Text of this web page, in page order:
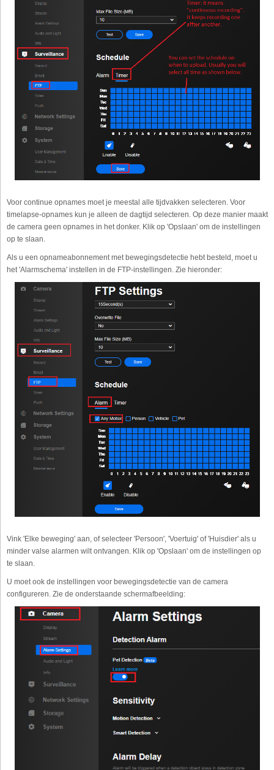
Voor continue opnames moet je meestal alle tijdvakken selecteren. Voor
timelapse-opnames kun je alleen de dagtijd selecteren. Op deze manier maakt
de camera geen opnames in het donker. Klik op 'Opslaan' om de instellingen
op te slaan.
Als u een opnameabonnement met bewegingsdetectie hebt besteld, moet u
het 'Alarmschema' instellen in de FTP-instellingen. Zie hieronder:
Vink 'Elke beweging' aan, of selecteer 'Persoon', 'Voertuig' of 'Huisdier' als u
minder valse alarmen wilt ontvangen. Klik op 'Opslaan' om de instellingen op
te slaan.
U moet ook de instellingen voor bewegingsdetectie van de camera
configureren. Zie de onderstaande schermafbeelding: